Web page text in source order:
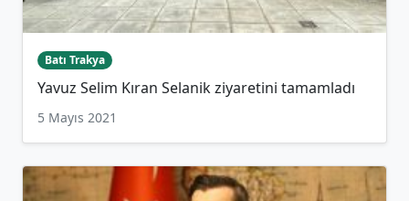
Batı Trakya
Yavuz Selim Kıran Selanik ziyaretini tamamladı
5 Mayıs 2021